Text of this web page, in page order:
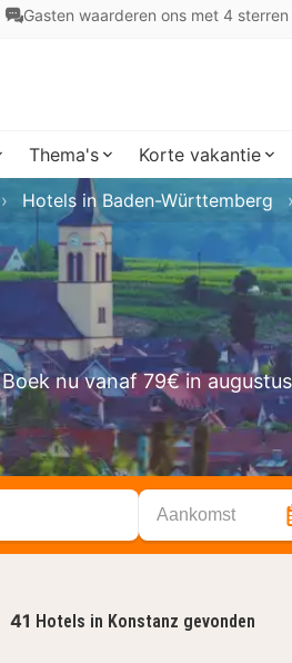
Gasten waarderen ons met 4 sterren
Thema's Korte vakantie
Boek nu vanaf 79€ in augustus
Hotels in Baden-Württemberg
Aankomst
41 Hotels in Konstanz gevonden